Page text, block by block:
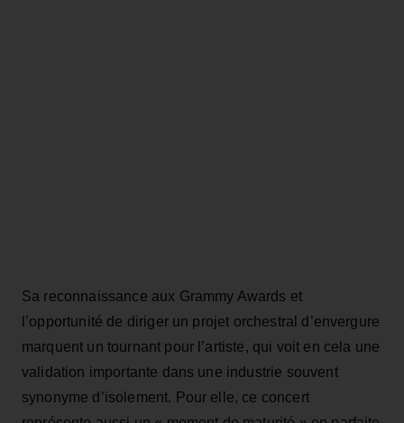
Sa reconnaissance aux Grammy Awards et
l’opportunité de diriger un projet orchestral d’envergure
marquent un tournant pour l’artiste, qui voit en cela une
validation importante dans une industrie souvent
synonyme d’isolement. Pour elle, ce concert